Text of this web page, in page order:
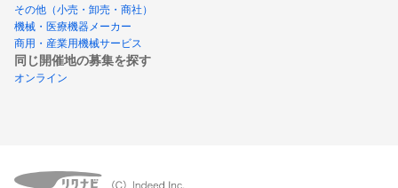
その他（小売・卸売・商社）
機械・医療機器メーカー
商用・産業用機械サービス
同じ開催地の募集を探す
オンライン